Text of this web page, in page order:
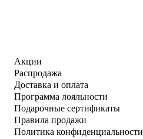
Акции
Распродажа
Доставка и оплата
Программа лояльности
Подарочные сертификаты
Правила продажи
Политика конфиденциальности